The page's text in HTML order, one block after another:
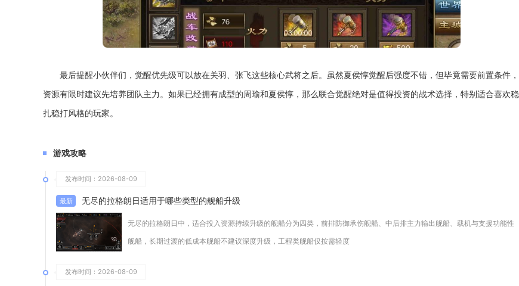
最后提醒小伙伴们，觉醒优先级可以放在关羽、张飞这些核心武将之后。虽然夏侯惇觉醒后强度不错，但毕竟需要前置条件，
资源有限时建议先培养团队主力。如果已经拥有成型的周瑜和夏侯惇，那么联合觉醒绝对是值得投资的战术选择，特别适合喜欢稳
扎稳打风格的玩家。
游戏攻略
发布时间：2026-08-09
无尽的拉格朗日适用于哪些类型的舰船升级
无尽的拉格朗日中，适合投入资源持续升级的舰船分为四类，前排防御承伤舰船、中后排主力输出舰船、载机与支援功能性
舰船，长期过渡的低成本舰船不建议深度升级，工程类舰船仅按需轻度
发布时间：2026-08-09